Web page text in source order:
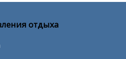
отдыха